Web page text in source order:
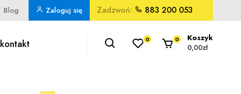
Zadzwoń: 883 200 053
Zaloguj się
Blog
kontakt 0 0 Koszyk
0,00zł